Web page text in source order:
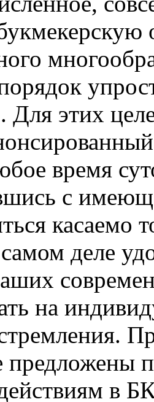
этих
время
с
касаемо
деле
на
предложены
в